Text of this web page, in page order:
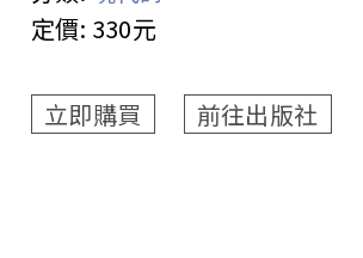
定價: 330元
立即購買 前往出版社